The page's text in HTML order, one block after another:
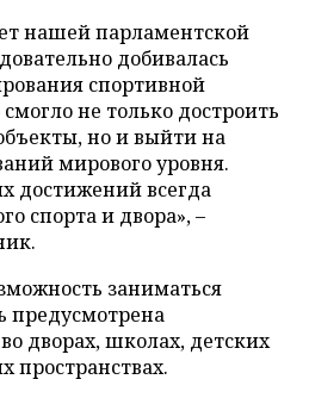
нашей парламентской
добивалась
спортивной
не только достроить
но и выйти на
мирового уровня.
достижений всегда
спорта и двора», –
заниматься
предусмотрена
дворах, школах, детских
пространствах.